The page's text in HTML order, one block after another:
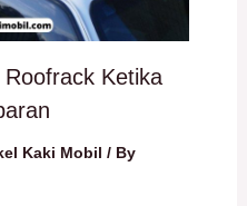
Ketika
Kaki Mobil / By